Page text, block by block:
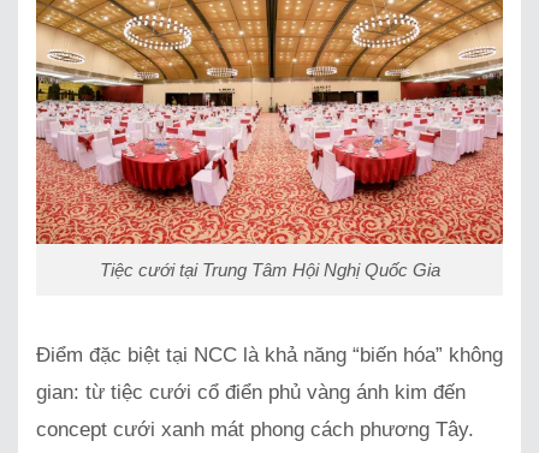
Tiệc cưới tại Trung Tâm Hội Nghị Quốc Gia
Điểm đặc biệt tại NCC là khả năng “biến hóa” không
gian: từ tiệc cưới cổ điển phủ vàng ánh kim đến
concept cưới xanh mát phong cách phương Tây.